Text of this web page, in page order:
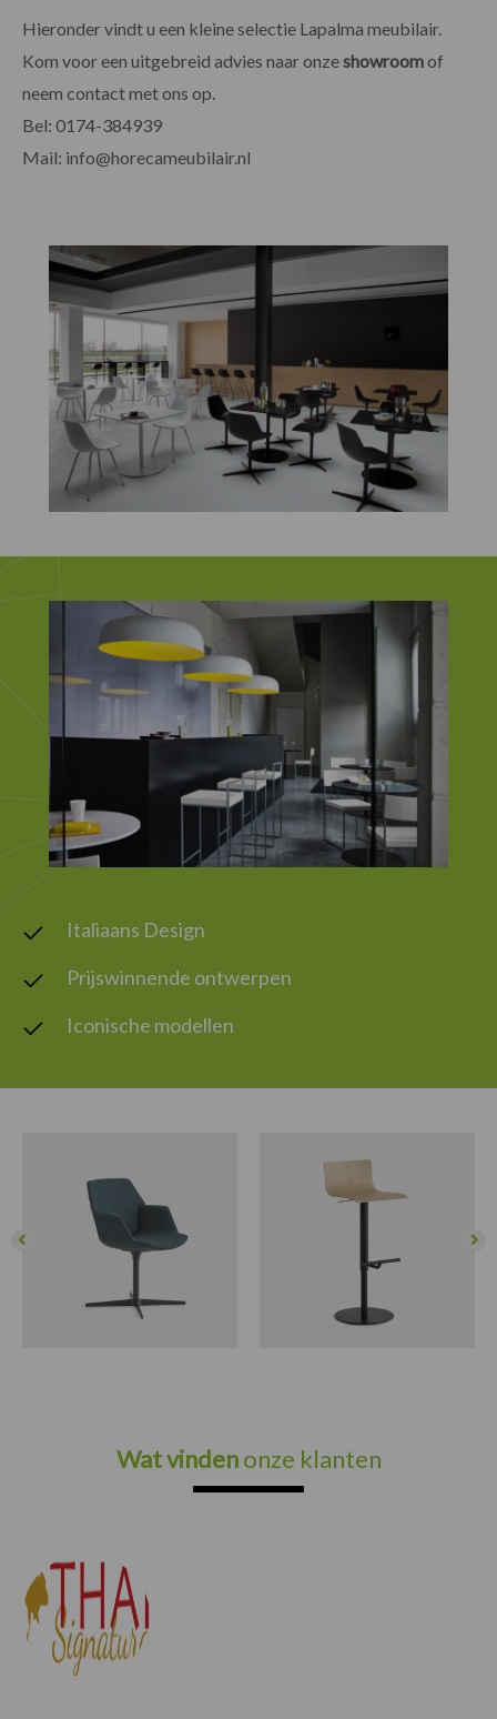
Hieronder vindt u een kleine selectie Lapalma meubilair.
Kom voor een uitgebreid advies naar onze showroomof
neem contact met ons op.
Bel: 0174-384939
Mail: info@horecameubilair.nl
Italiaans Design
Prijswinnende ontwerpen
Iconische modellen
Wat vindenonze klanten